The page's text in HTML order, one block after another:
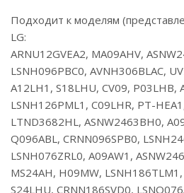
Подходит к моделям
LG:
ARNU12GVEA2, MA09AHV,
LSNH096PBC0, AVNH306BLAC,
A12LH1, S18LHU, CV09, P03LHB,
LSNH126PML1, C09LHR, PT-
LTND3682HL, ASNW2463BH0,
Q096ABL, CRNN096SPB0,
LSNH076ZRL0, A09AW1,
MS24AH, H09MW, LSNH186TLM1,
S24LHU, CRNN186SVD0,